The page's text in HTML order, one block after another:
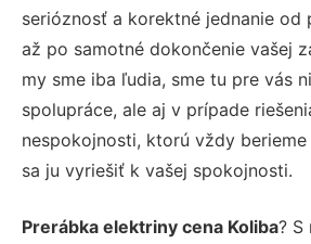
serióznosť a korektné jednanie od
až po samotné dokončenie vašej
my sme iba ľudia, sme tu pre vás
spolupráce, ale aj v prípade
nespokojnosti, ktorú vždy berieme
sa ju vyriešiť k vašej spokojnosti.
Prerábka elektriny cena Koliba? S